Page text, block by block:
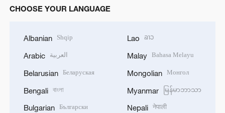
CHOOSE YOUR LANGUAGE
Albanian Shqip
Arabic العربية
Belarusian Беларуская
Bengali বাংলা
Bulgarian Български
Lao ລາວ
Malay Bahasa Melayu
Mongolian Монгол
Myanmar မြန်မာဘာသာ
Nepali नेपाली